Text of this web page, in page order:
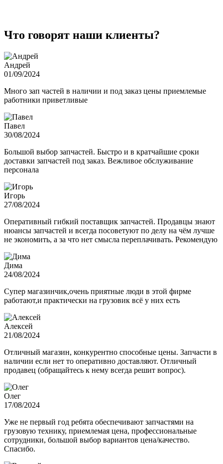
Что говорят наши клиенты?
Андрей
01/09/2024
Много зап частей в наличии и под заказ цены приемлемые
работники приветливые
Павел
30/08/2024
Большой выбор запчастей. Быстро и в кратчайшие сроки
доставки запчастей под заказ. Вежливое обслуживание
персонала
Игорь
27/08/2024
Оперативный гибкий поставщик запчастей. Продавцы знают
нюансы запчастей и всегда посоветуют по делу на чём лучше
не экономить, а за что нет смысла переплачивать. Рекомендую
Дима
24/08/2024
Супер магазинчик,очень приятные люди в этой фирме
работают,и практически на грузовик всё у них есть
Алексей
21/08/2024
Отличный магазин, конкурентно способные цены. Запчасти в
наличии если нет то оперативно доставляют. Отличный
продавец (обращайтесь к нему всегда решит вопрос).
Олег
17/08/2024
Уже не первый год ребята обеспечивают запчастями на
грузовую технику, приемлемая цена, профессиональные
сотрудники, большой выбор вариантов цена/качество.
Спасибо.